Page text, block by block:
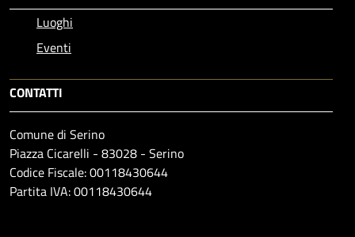
Luoghi
Eventi
CONTATTI
Comune di Serino
Piazza Cicarelli - 83028 - Serino
Codice Fiscale: 00118430644
Partita IVA: 00118430644